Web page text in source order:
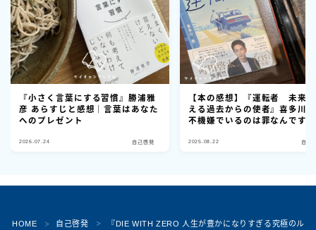
Follow Me
『小さく言葉にする習慣』勝浦雅
彦 あらすじと感想｜言葉はあなた
へのプレゼント
2026.07.24 自己啓発
【本の感想】『運転者 未来
える過去からの使者』喜多川
不機嫌でいるのは罪なんです
2025.08.22 自己
HOME ＞ 自己啓発 ＞ 『DIE WITH ZERO 人生が豊かになりすぎる究極のル